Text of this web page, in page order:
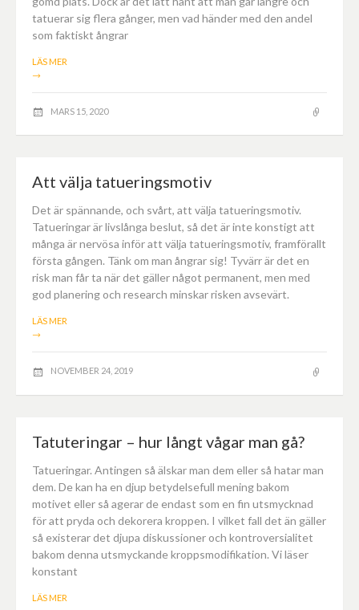
tatuerar sig flera gånger, men vad händer med den andel
som faktiskt ångrar
LÄS MER
→
MARS 15, 2020
Att välja tatueringsmotiv
Det är spännande, och svårt, att välja tatueringsmotiv.
Tatueringar är livslånga beslut, så det är inte konstigt att
många är nervösa inför att välja tatueringsmotiv, framförallt
första gången. Tänk om man ångrar sig! Tyvärr är det en
risk man får ta när det gäller något permanent, men med
god planering och research minskar risken avsevärt.
LÄS MER
→
NOVEMBER 24, 2019
Tatuteringar – hur långt vågar man gå?
Tatueringar. Antingen så älskar man dem eller så hatar man
dem. De kan ha en djup betydelsefull mening bakom
motivet eller så agerar de endast som en fin utsmycknad
för att pryda och dekorera kroppen. I vilket fall det än gäller
så existerar det djupa diskussioner och kontroversialitet
bakom denna utsmyckande kroppsmodifikation. Vi läser
konstant
LÄS MER